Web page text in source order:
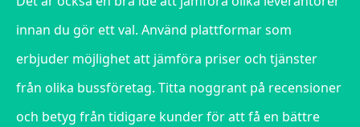
innan du gör ett val. Använd plattformar som
erbjuder möjlighet att jämföra priser och tjänster
från olika bussföretag. Titta noggrant på recensioner
och betyg från tidigare kunder för att få en bättre